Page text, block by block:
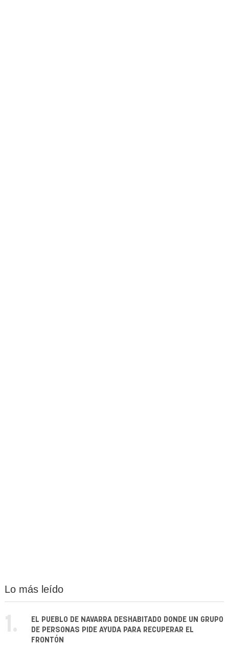
Lo más leído
1.
EL PUEBLO DE NAVARRA DESHABITADO DONDE UN GRUPO
DE PERSONAS PIDE AYUDA PARA RECUPERAR EL
FRONTÓN